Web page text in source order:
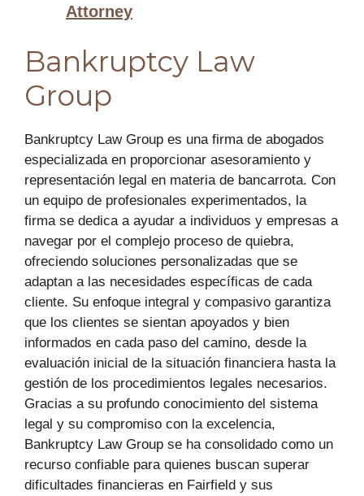
Attorney
Bankruptcy Law
Group
Bankruptcy Law Group es una firma de abogados
especializada en proporcionar asesoramiento y
representación legal en materia de bancarrota. Con
un equipo de profesionales experimentados, la
firma se dedica a ayudar a individuos y empresas a
navegar por el complejo proceso de quiebra,
ofreciendo soluciones personalizadas que se
adaptan a las necesidades específicas de cada
cliente. Su enfoque integral y compasivo garantiza
que los clientes se sientan apoyados y bien
informados en cada paso del camino, desde la
evaluación inicial de la situación financiera hasta la
gestión de los procedimientos legales necesarios.
Gracias a su profundo conocimiento del sistema
legal y su compromiso con la excelencia,
Bankruptcy Law Group se ha consolidado como un
recurso confiable para quienes buscan superar
dificultades financieras en Fairfield y sus